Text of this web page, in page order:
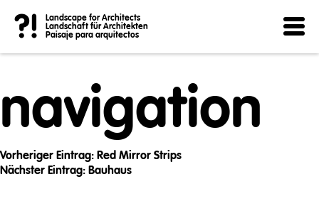
?!
Landscape for Architects
Landschaft für Architekten
Paisaje para arquitectos
Post
navigation
Vorheriger Eintrag: Red Mirror Strips
Nächster Eintrag: Bauhaus